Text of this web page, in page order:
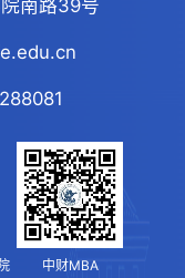
南路39号
中财MBA